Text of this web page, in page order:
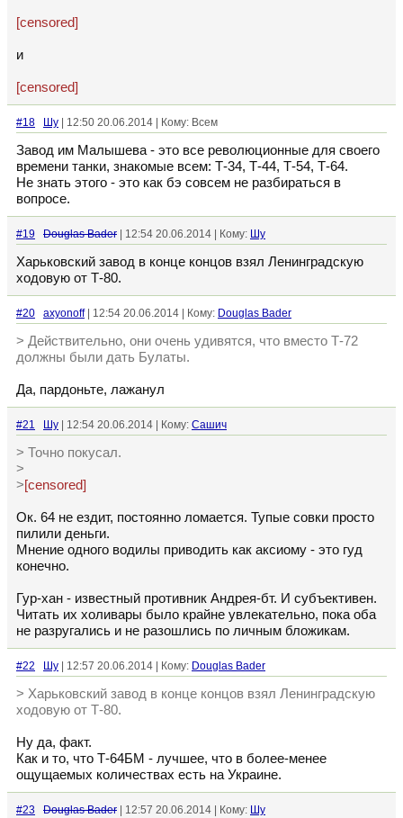
[censored]
и
[censored]
#18 Шу | 12:50 20.06.2014 | Кому: Всем
Завод им Малышева - это все революционные для своего
времени танки, знакомые всем: Т-34, Т-44, Т-54, Т-64.
Не знать этого - это как бэ совсем не разбираться в
вопросе.
#19 Douglas Bader | 12:54 20.06.2014 | Кому: Шу
Харьковский завод в конце концов взял Ленинградскую
ходовую от Т-80.
#20 axyonoff| 12:54 20.06.2014 | Кому: Douglas Bader
> Действительно, они очень удивятся, что вместо Т-72
должны были дать Булаты.
Да, пардоньте, лажанул
#21 Шу | 12:54 20.06.2014 | Кому: Сашич
> Точно покусал.
>
>[censored]
Ок. 64 не ездит, постоянно ломается. Тупые совки просто
пилили деньги.
Мнение одного водилы приводить как аксиому - это гуд
конечно.
Гур-хан - известный противник Андрея-бт. И субъективен.
Читать их холивары было крайне увлекательно, пока оба
не разругались и не разошлись по личным бложикам.
#22 Шу | 12:57 20.06.2014 | Кому: Douglas Bader
> Харьковский завод в конце концов взял Ленинградскую
ходовую от Т-80.
Ну да, факт.
Как и то, что Т-64БМ - лучшее, что в более-менее
ощущаемых количествах есть на Украине.
#23 Douglas Bader | 12:57 20.06.2014 | Кому: Шу